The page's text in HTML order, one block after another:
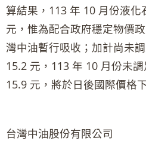
算結果，113 年 10 月份液
元，惟為配合政府穩定物價
灣中油暫行吸收；加計尚未
15.2 元，113 年 10 月份未
15.9 元，將於日後國際價格
台灣中油股份有限公司